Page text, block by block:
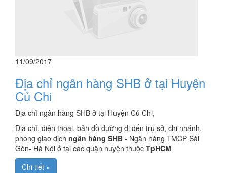
11/09/2017
Địa chỉ ngân hàng SHB ở tại Huyện
Củ Chi
Địa chỉ ngân hàng SHB ở tại Huyện Củ Chi,
Địa chỉ, điện thoại, bản đồ đường đi đến trụ sở, chi nhánh,
phòng giao dịch ngân hàng SHB - Ngân hàng TMCP Sài
Gòn- Hà Nội ở tại các quận huyện thuộc TpHCM
Chi tiết »